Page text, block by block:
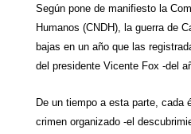
Según pone de manifiesto la
Humanos (CNDH), la guerra de
bajas en un año que las
del presidente Vicente Fox -del
De un tiempo a esta parte, cada
crimen organizado -el